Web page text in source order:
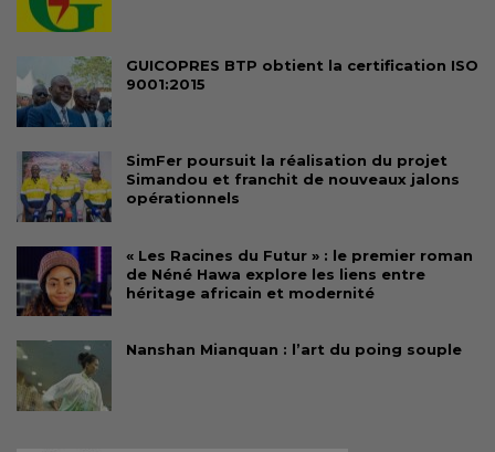
GUICOPRES BTP obtient la certification ISO
9001:2015
SimFer poursuit la réalisation du projet
Simandou et franchit de nouveaux jalons
opérationnels
« Les Racines du Futur » : le premier roman
de Néné Hawa explore les liens entre
héritage africain et modernité
Nanshan Mianquan : l’art du poing souple